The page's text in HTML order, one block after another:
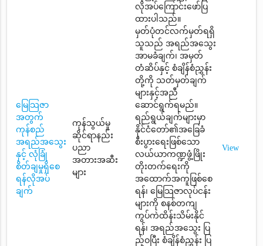
မြေသြဇာ
အတွက်
ကုန်စည်
အရည်အသွေး
နှင့် လုံခြုံ
စိတ်ချမှုရှိစေ
ရန်လိုအပ်
ချက်
ကုန်သွယ်မှု
ဆိုင်ရာနည်း
ပညာ
အတားအဆီး
များ
လိုအပ်ကြောင်းဖော်ပြ
ထားပါသည်။
မှတ်ပုံတင်လက်မှတ်ရရှိ
သူသည် အရည်အသွေး
အာမခံချက်၊ အမှတ်
တံဆိပ်နှင့် စံချိန်စံညွှန်း
တို့ကို သတ်မှတ်ချက်
များနှင့်အညီ
ဆောင်ရွက်ရမည်။
ရည်ရွယ်ချက်များမှာ
နိုင်ငံတော်၏အခြေခံ
စီးပွားရေးဖြစ်သော
လယ်ယာကဏ္ဍဖွံ့ဖြိုး
တိုးတက်ရေးကို
အထောက်အကူဖြစ်စေ
ရန်၊ မြေသြဇာလုပ်ငန်း
များကို စနစ်တကျ
ကွပ်ကဲထိန်းသိမ်းနိုင်
ရန်၊ အရည်အသွေး ပြ
ည့်ဝပြီး စံချိန်စံညွှန်း ပြ
View